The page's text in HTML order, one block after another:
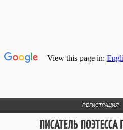
РЕГИСТРАЦИЯ
ПИСАТЕЛЬ